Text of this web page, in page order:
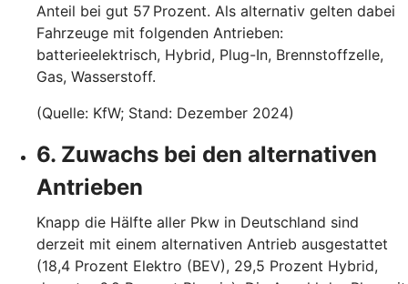
Anteil bei gut 57 Prozent. Als alternativ gelten dabei
Fahrzeuge mit folgenden Antrieben:
batterieelektrisch, Hybrid, Plug-In, Brennstoffzelle,
Gas, Wasserstoff.
(Quelle: KfW; Stand: Dezember 2024)
6. Zuwachs bei den alternativen
Antrieben
Knapp die Hälfte aller Pkw in Deutschland sind
derzeit mit einem alternativen Antrieb ausgestattet
(18,4 Prozent Elektro (BEV), 29,5 Prozent Hybrid,